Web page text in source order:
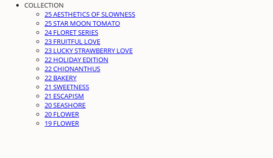
COLLECTION
25 AESTHETICS OF SLOWNESS
25 STAR MOON TOMATO
24 FLORET SERIES
23 FRUITFUL LOVE
23 LUCKY STRAWBERRY LOVE
22 HOLIDAY EDITION
22 CHIONANTHUS
22 BAKERY
21 SWEETNESS
21 ESCAPISM
20 SEASHORE
20 FLOWER
19 FLOWER